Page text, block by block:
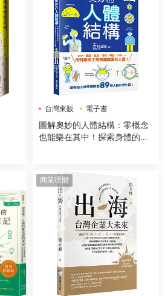
台灣東販 電子書
圖解奧妙的人體結構：零概念
也能樂在其中！探索身體的組
商業理財